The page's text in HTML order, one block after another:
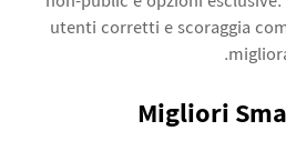
utenti corretti e scoraggia
Migliori